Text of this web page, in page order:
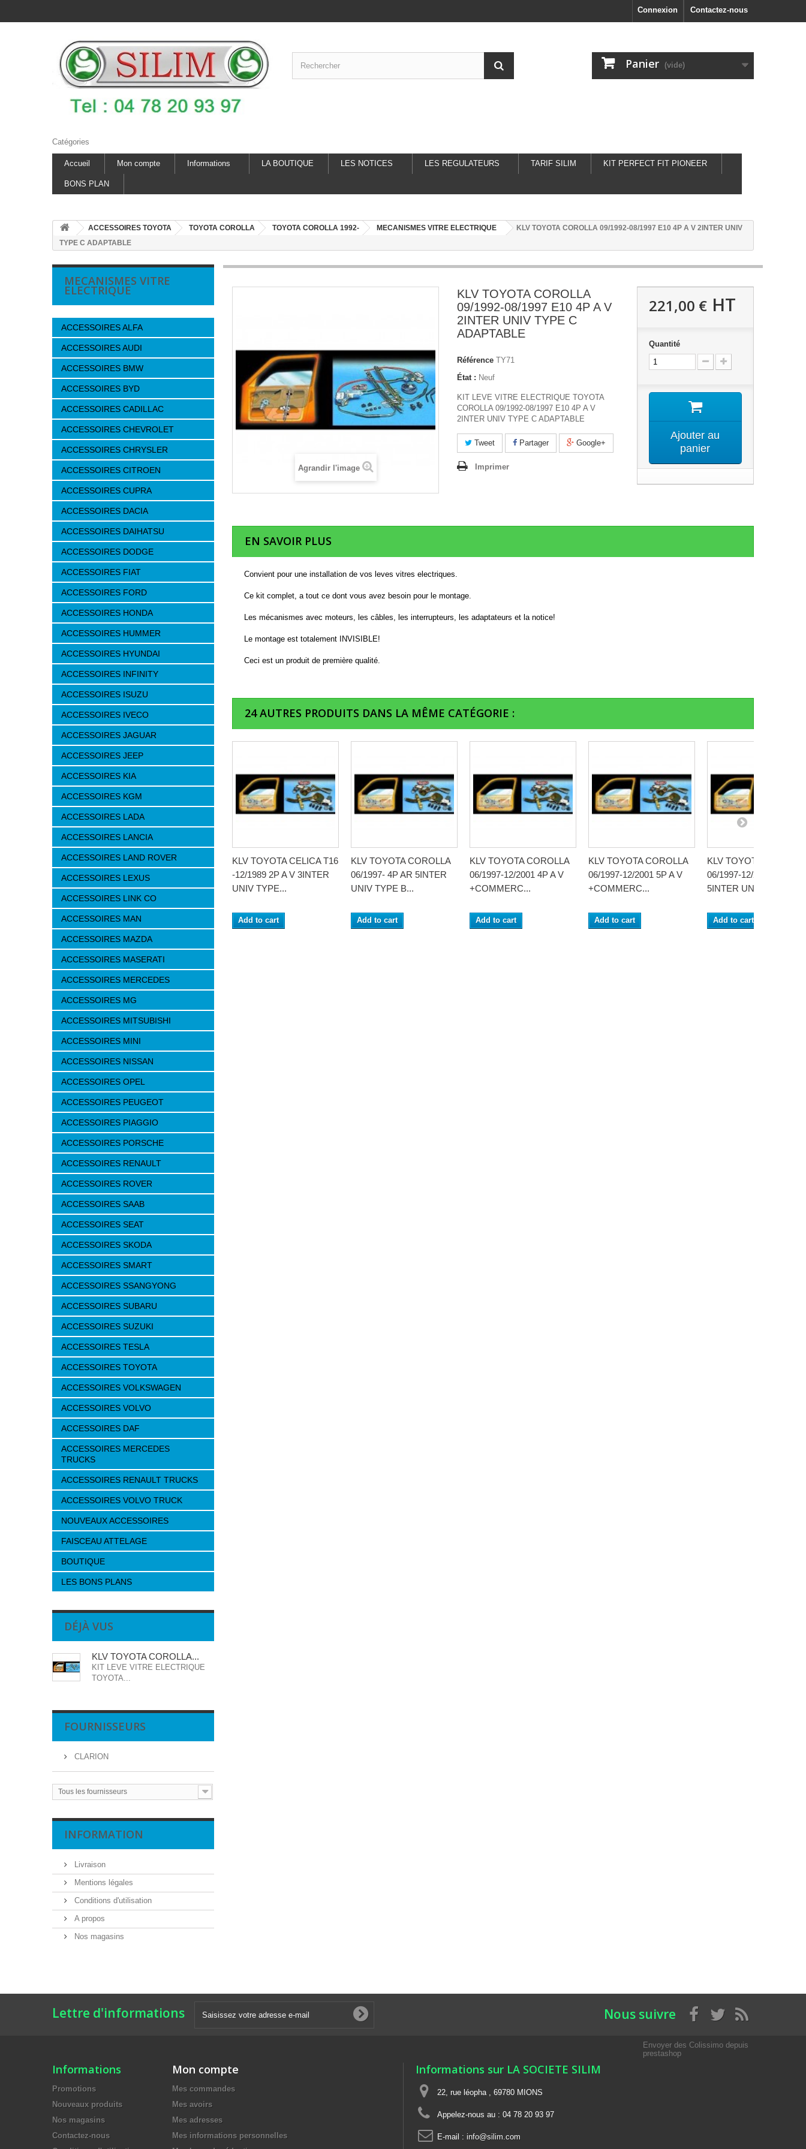
Contactez-nous
Connexion
Panier (vide)
Catégories
Accueil Mon compte Informations LA BOUTIQUE LES NOTICES LES REGULATEURS TARIF SILIM KIT PERFECT FIT PIONEER
BONS PLAN
ACCESSOIRES TOYOTA TOYOTA COROLLA TOYOTA COROLLA 1992- MECANISMES VITRE ELECTRIQUE
KLV TOYOTA COROLLA 09/1992-08/1997 E10 4P A V 2INTER UNIV
TYPE C ADAPTABLE
MECANISMES VITRE
ELECTRIQUE
ACCESSOIRES ALFA
ACCESSOIRES AUDI
ACCESSOIRES BMW
ACCESSOIRES BYD
ACCESSOIRES CADILLAC
ACCESSOIRES CHEVROLET
ACCESSOIRES CHRYSLER
ACCESSOIRES CITROEN
ACCESSOIRES CUPRA
ACCESSOIRES DACIA
ACCESSOIRES DAIHATSU
ACCESSOIRES DODGE
ACCESSOIRES FIAT
ACCESSOIRES FORD
ACCESSOIRES HONDA
ACCESSOIRES HUMMER
ACCESSOIRES HYUNDAI
ACCESSOIRES INFINITY
ACCESSOIRES ISUZU
ACCESSOIRES IVECO
ACCESSOIRES JAGUAR
ACCESSOIRES JEEP
ACCESSOIRES KIA
ACCESSOIRES KGM
ACCESSOIRES LADA
ACCESSOIRES LANCIA
ACCESSOIRES LAND ROVER
ACCESSOIRES LEXUS
ACCESSOIRES LINK CO
ACCESSOIRES MAN
ACCESSOIRES MAZDA
ACCESSOIRES MASERATI
ACCESSOIRES MERCEDES
ACCESSOIRES MG
ACCESSOIRES MITSUBISHI
ACCESSOIRES MINI
ACCESSOIRES NISSAN
ACCESSOIRES OPEL
ACCESSOIRES PEUGEOT
ACCESSOIRES PIAGGIO
ACCESSOIRES PORSCHE
ACCESSOIRES RENAULT
ACCESSOIRES ROVER
ACCESSOIRES SAAB
ACCESSOIRES SEAT
ACCESSOIRES SKODA
ACCESSOIRES SMART
ACCESSOIRES SSANGYONG
ACCESSOIRES SUBARU
ACCESSOIRES SUZUKI
ACCESSOIRES TESLA
ACCESSOIRES TOYOTA
ACCESSOIRES VOLKSWAGEN
ACCESSOIRES VOLVO
ACCESSOIRES DAF
ACCESSOIRES MERCEDES
TRUCKS
ACCESSOIRES RENAULT TRUCKS
ACCESSOIRES VOLVO TRUCK
NOUVEAUX ACCESSOIRES
FAISCEAU ATTELAGE
BOUTIQUE
LES BONS PLANS
DÉJÀ VUS
KLV TOYOTA COROLLA...
KIT LEVE VITRE ELECTRIQUE
TOYOTA...
FOURNISSEURS
CLARION
Tous les fournisseurs
INFORMATION
Livraison
Mentions légales
Conditions d'utilisation
A propos
Nos magasins
Agrandir l'image
KLV TOYOTA COROLLA
09/1992-08/1997 E10 4P A V
2INTER UNIV TYPE C
ADAPTABLE
Référence TY71
État : Neuf
KIT LEVE VITRE ELECTRIQUE TOYOTA
COROLLA 09/1992-08/1997 E10 4P A V
2INTER UNIV TYPE C ADAPTABLE
Tweet Partager Google+
Imprimer
221,00 €HT
Quantité
Ajouter au
panier
EN SAVOIR PLUS
Convient pour une installation de vos leves vitres electriques.
Ce kit complet, a tout ce dont vous avez besoin pour le montage.
Les mécanismes avec moteurs, les câbles, les interrupteurs, les adaptateurs et la notice!
Le montage est totalement INVISIBLE!
Ceci est un produit de première qualité.
24 AUTRES PRODUITS DANS LA MÊME CATÉGORIE :
KLV TOYOTA CELICA T16
-12/1989 2P A V 3INTER
UNIV TYPE...
Add to cart
KLV TOYOTA COROLLA
06/1997- 4P AR 5INTER
UNIV TYPE B...
Add to cart
KLV TOYOTA COROLLA
06/1997-12/2001 4P A V
+COMMERC...
Add to cart
KLV TOYOTA COROLLA
06/1997-12/2001 5P A V
+COMMERC...
Add to cart
KLV TOYOTA COROLLA
06/1997-12/2001 5P AR
5INTER UNIV...
Add to cart
Lettre d'informations Nous suivre
Informations
Promotions
Nouveaux produits
Nos magasins
Contactez-nous
Mon compte
Mes commandes
Mes avoirs
Mes adresses
Mes informations personnelles
Informations sur LA SOCIETE SILIM
22, rue léopha , 69780 MIONS
Appelez-nous au : 04 78 20 93 97
E-mail : info@silim.com
Envoyer des Colissimo depuis
prestashop